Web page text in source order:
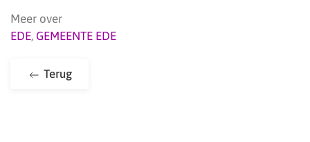
Meer over
EDE, GEMEENTE EDE
Terug